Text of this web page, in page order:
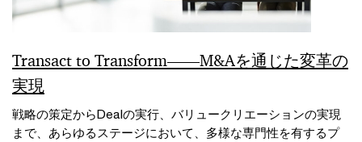
Transact to Transform――M&Aを通じた変革の
実現
戦略の策定からDealの実行、バリュークリエーションの実現
まで、あらゆるステージにおいて、多様な専門性を有するプ